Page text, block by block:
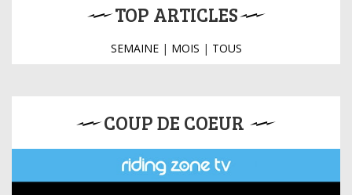
TOP ARTICLES
SEMAINE| MOIS | TOUS
COUP DE COEUR